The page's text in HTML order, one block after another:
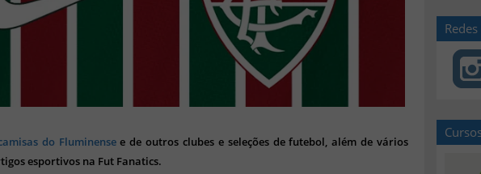
do Fluminensee de outros clubes e seleções de futebol, além de vários
esportivos na Fut Fanatics.